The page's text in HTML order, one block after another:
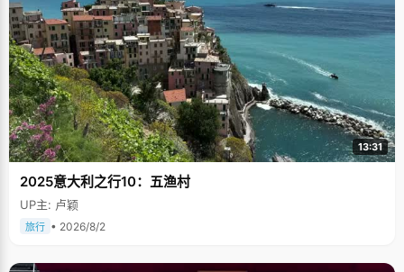
13:31
2025意大利之行10：五渔村
UP主: 卢颖
旅行 • 2026/8/2